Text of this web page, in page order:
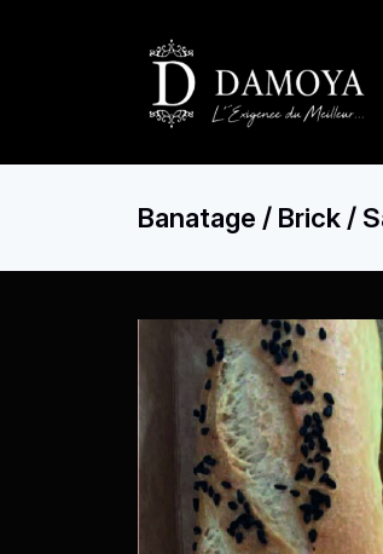
Banatage / Brick /